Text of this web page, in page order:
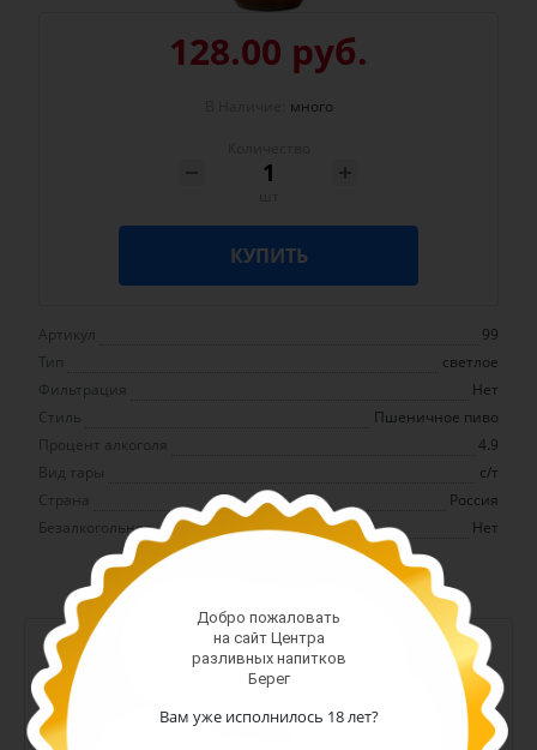
128.00 руб.
много
КУПИТЬ
Артикул
99
Тип
светлое
Фильтрация
Нет
Стиль
Пшеничное пиво
Процент алкоголя
4.9
Вид тары
с/т
Страна
Россия
Безалкогольное
Нет
Арт. 10990
Добро пожаловать
на сайт Центра
разливных напитков
Берег
Вам уже исполнилось 18 лет?